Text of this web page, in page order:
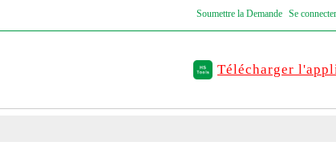
Soumettre la Demande Se
Télécharger